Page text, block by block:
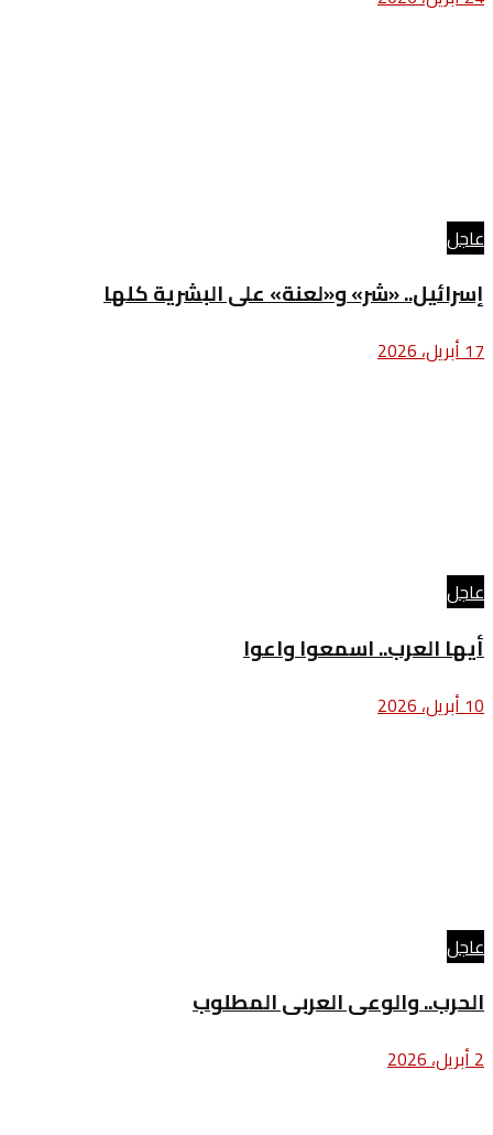
عاجل
إسرائيل.. «شر» و«لعنة» على البشرية كلها
17 أبريل، 2026
عاجل
أيها العرب.. اسمعوا واعوا
10 أبريل، 2026
عاجل
الحرب.. والوعى العربى المطلوب
2 أبريل، 2026